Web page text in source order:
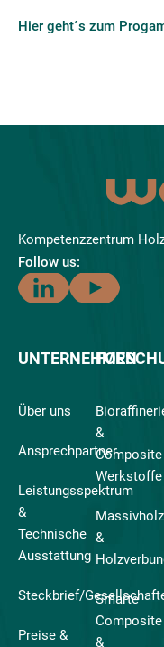
Hier geht´s zum
Kompetenzzentrum
Follow us:
UNTERNEHMEN
Über uns
Ansprechpartner
Leistungsspektrum
&
Technische
Ausstattung
Steckbrief/
Preise &
&
Composite
Werkstoffe
Massivholz
&
Smarte
Composite
&